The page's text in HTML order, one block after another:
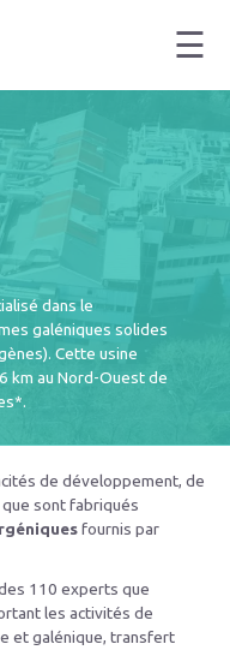
dans le
galéniques solides
Cette usine
km au Nord-Ouest de
de développement, de
sont fabriqués
fournis par
110 experts que
les activités de
et galénique, transfert